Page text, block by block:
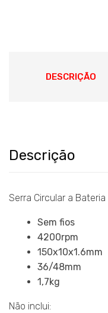
DESCRIÇÃO
Descrição
Serra Circular a
Sem fios
4200rpm
150x10x1.6mm
36/48mm
1,7kg
Não inclui: